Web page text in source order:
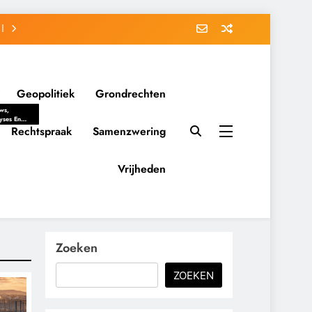
Geopolitiek Grondrechten
En
Politieke
Belangen
Rechtspraak Samenzwering
Vrijheden
Zoeken
ZOEKEN